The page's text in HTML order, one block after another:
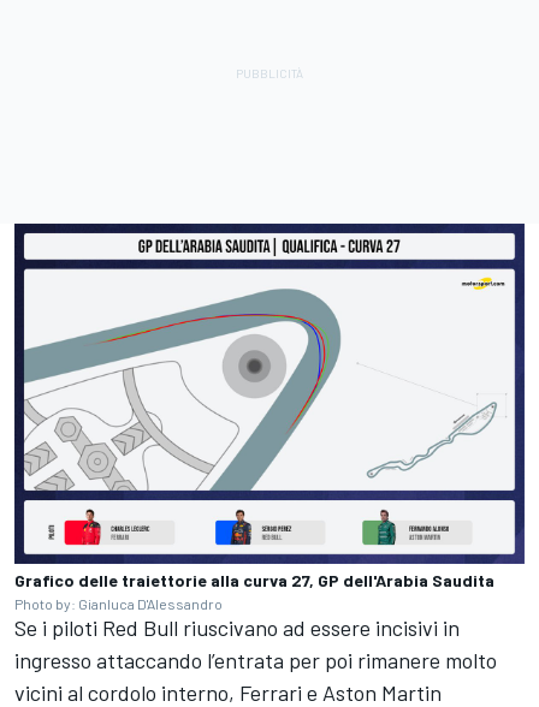
Grafico delle traiettorie alla curva 27, GP dell'Arabia Saudita
Photo by: Gianluca D'Alessandro
Se i piloti Red Bull riuscivano ad essere incisivi in
ingresso attaccando l’entrata per poi rimanere molto
vicini al cordolo interno, Ferrari e Aston Martin